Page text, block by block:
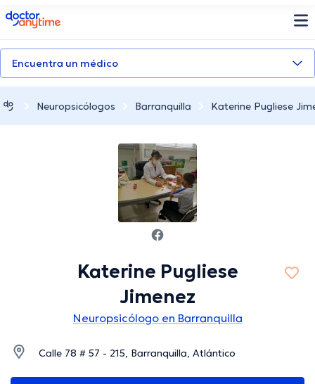
doctoranytime
Encuentra un médico
Neuropsicólogos Barranquilla Katerine Pugliese
Katerine Pugliese
Jimenez
Neuropsicólogo en Barranquilla
Calle 78 # 57 - 215, Barranquilla, Atlántico